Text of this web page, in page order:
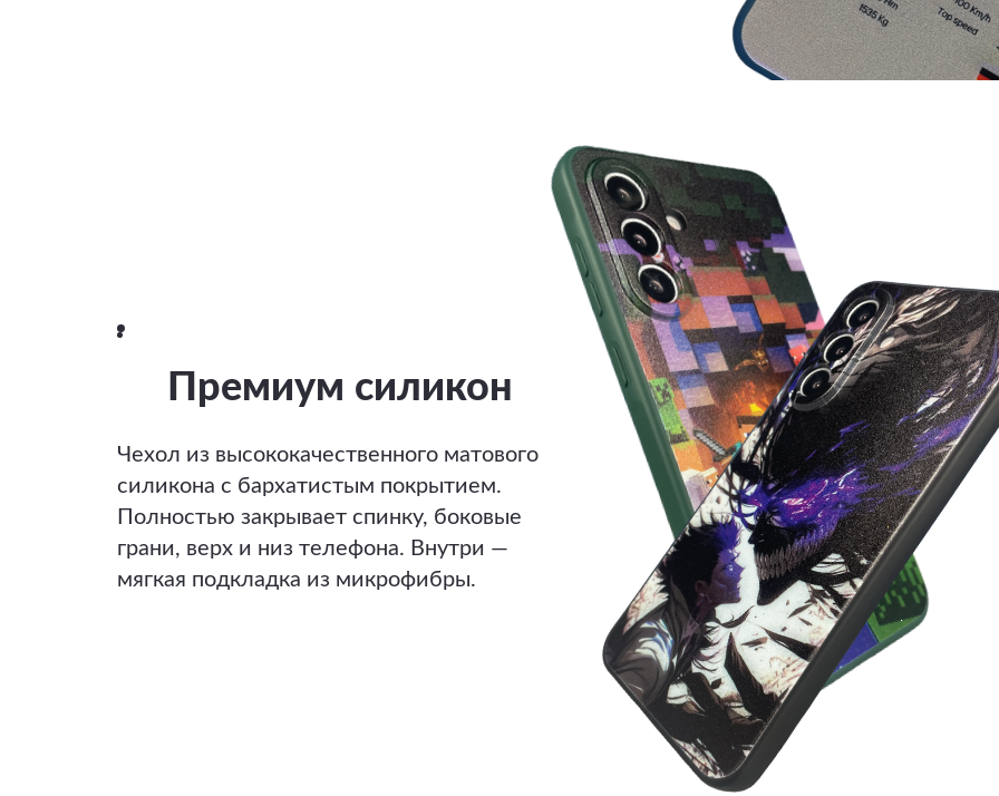
Премиум силикон
Чехол из высококачественного матового
силикона с бархатистым покрытием.
Полностью закрывает спинку, боковые
грани, верх и низ телефона. Внутри —
мягкая подкладка из микрофибры.